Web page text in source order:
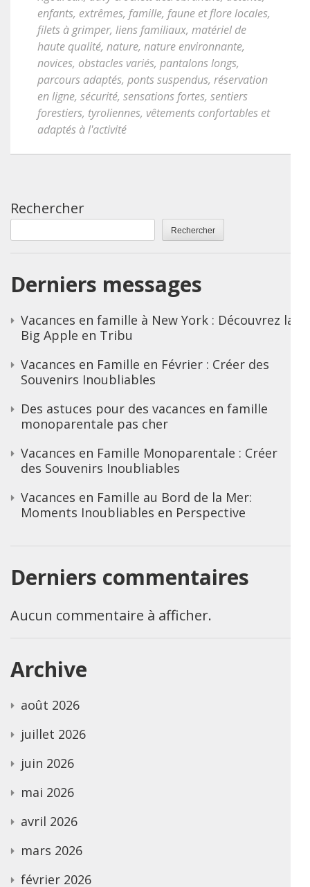
enfants, extrêmes, famille, faune et flore locales,
filets à grimper, liens familiaux, matériel de
haute qualité, nature, nature environnante,
novices, obstacles variés, pantalons longs,
parcours adaptés, ponts suspendus, réservation
en ligne, sécurité, sensations fortes, sentiers
forestiers, tyroliennes, vêtements confortables et
adaptés à l'activité
Rechercher
Rechercher
Derniers messages
Vacances en famille à New York : Découvrez la
Big Apple en Tribu
Vacances en Famille en Février : Créer des
Souvenirs Inoubliables
Des astuces pour des vacances en famille
monoparentale pas cher
Vacances en Famille Monoparentale : Créer
des Souvenirs Inoubliables
Vacances en Famille au Bord de la Mer:
Moments Inoubliables en Perspective
Derniers commentaires
Aucun commentaire à afficher.
Archive
août 2026
juillet 2026
juin 2026
mai 2026
avril 2026
mars 2026
février 2026